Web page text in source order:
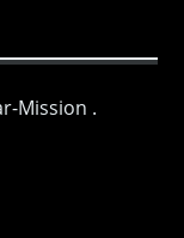
Mission .